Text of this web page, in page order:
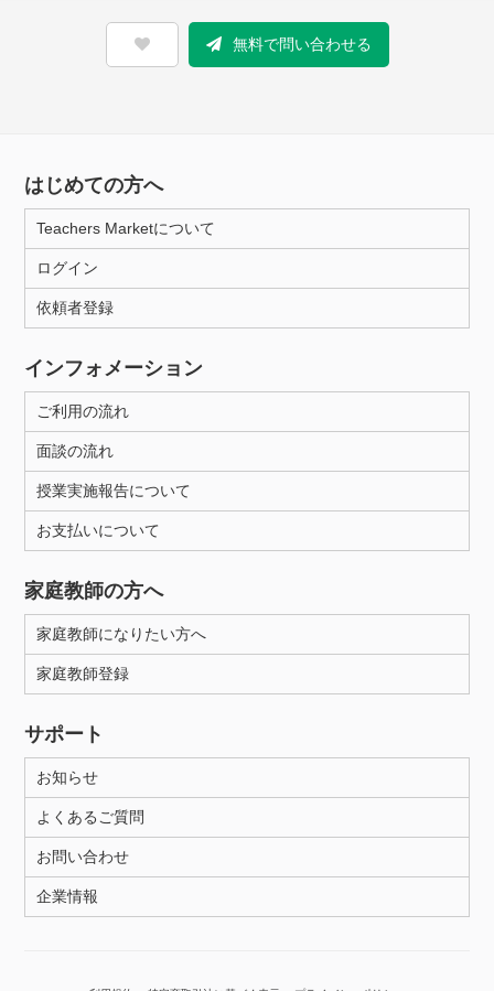
無料で問い合わせる
はじめての方へ
Teachers Marketについて
ログイン
依頼者登録
インフォメーション
ご利用の流れ
面談の流れ
授業実施報告について
お支払いについて
家庭教師の方へ
家庭教師になりたい方へ
家庭教師登録
サポート
お知らせ
よくあるご質問
お問い合わせ
企業情報